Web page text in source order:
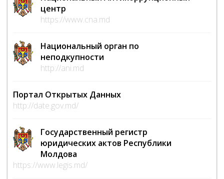
центр
https://www.cna.md
Национальный орган по
неподкупности
http://ani.md
Портал Открытых Данных
http://date.gov.md/
Государственный регистр
юридических актов Республики
Молдова
https://www.legis.md/